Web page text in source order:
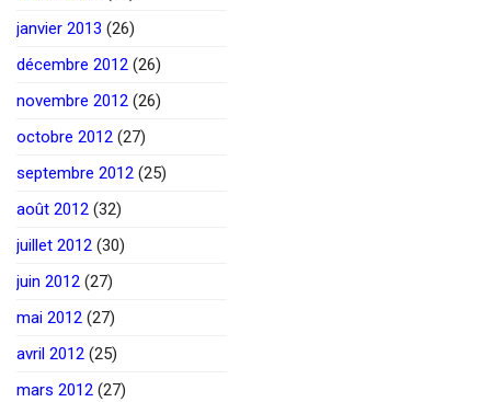
janvier 2013 (26)
décembre 2012 (26)
novembre 2012 (26)
octobre 2012 (27)
septembre 2012 (25)
août 2012 (32)
juillet 2012 (30)
juin 2012 (27)
mai 2012 (27)
avril 2012 (25)
mars 2012 (27)